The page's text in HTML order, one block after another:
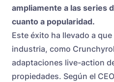
ampliamente a las series
cuanto a popularidad.
Este éxito ha llevado a
industria, como
adaptaciones live-action
propiedades. Según el